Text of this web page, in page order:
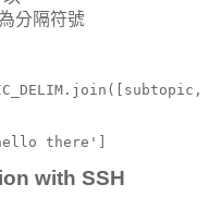
分隔符號
there']
with SSH